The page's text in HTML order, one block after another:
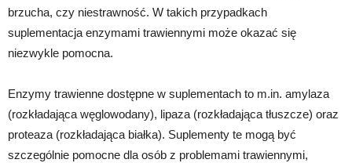
brzucha, czy niestrawność. W takich przypadkach
suplementacja enzymami trawiennymi może okazać się
niezwykle pomocna.
Enzymy trawienne dostępne w suplementach to m.in. amylaza
(rozkładająca węglowodany), lipaza (rozkładająca tłuszcze) oraz
proteaza (rozkładająca białka). Suplementy te mogą być
szczególnie pomocne dla osób z problemami trawiennymi,